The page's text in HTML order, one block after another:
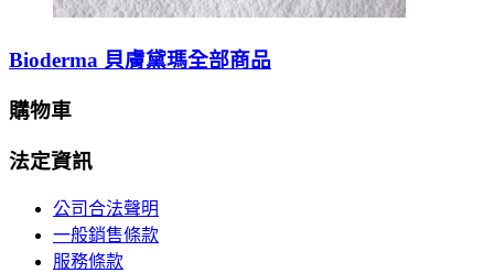
Bioderma 貝膚黛瑪全部商品
購物車
法定資訊
公司合法聲明
一般銷售條款
服務條款